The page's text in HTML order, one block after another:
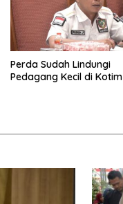
Perda Sudah Lindungi
Pedagang Kecil di Kotim